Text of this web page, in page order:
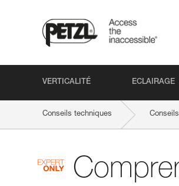
VERTICALITÉ ECLAIRAGE
Conseils techniques